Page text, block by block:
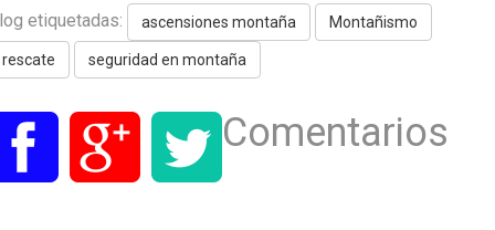
etiquetadas: ascensiones montaña Montañismo
rescate seguridad en montaña
Comentarios